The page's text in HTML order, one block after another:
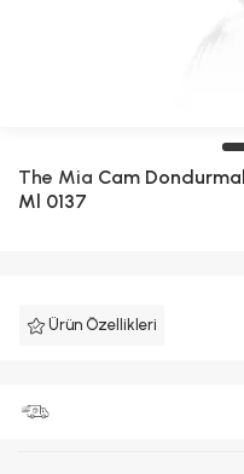
The Mia Cam
Ml 0137
Ürün Özellikleri